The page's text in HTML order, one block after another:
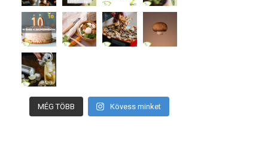
MÉG TÖBB Kövess minket